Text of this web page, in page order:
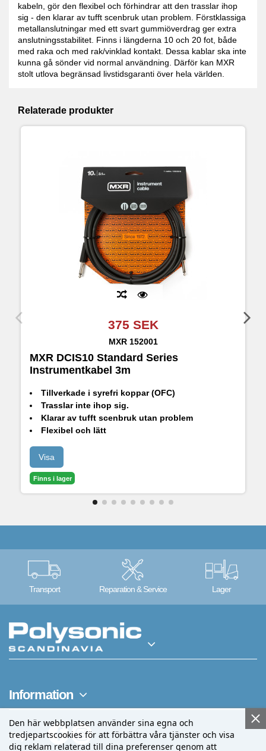
kabeln, gör den flexibel och förhindrar att den trasslar ihop
sig - den klarar av tufft scenbruk utan problem. Förstklassiga
metallanslutningar med ett svart gummiöverdrag ger extra
anslutningsstabilitet. Finns i längderna 10 och 20 fot, både
med raka och med rak/vinklad kontakt. Dessa kablar ska inte
kunna gå sönder vid normal användning. Därför kan MXR
stolt utlova begränsad livstidsgaranti över hela världen.
Relaterade produkter
375 SEK
MXR 152001
MXR DCIS10 Standard Series
Instrumentkabel 3m
Tillverkade i syrefri koppar (OFC)
Trasslar inte ihop sig.
Klarar av tufft scenbruk utan problem
Flexibel och lätt
Visa
Finns i lager
Transport Reparation & Service Lager
Information
Den här webbplatsen använder sina egna och
tredjepartscookies för att förbättra våra tjänster och visa
dig reklam relaterad till dina preferenser genom att
Följ oss